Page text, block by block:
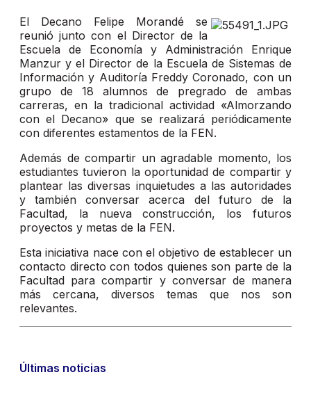
El Decano Felipe Morandé se
reunió junto con el Director de la
Escuela de Economía y Administración Enrique
Manzur y el Director de la Escuela de Sistemas de
Información y Auditoría Freddy Coronado, con un
grupo de 18 alumnos de pregrado de ambas
carreras, en la tradicional actividad «Almorzando
con el Decano» que se realizará periódicamente
con diferentes estamentos de la FEN.
Además de compartir un agradable momento, los
estudiantes tuvieron la oportunidad de compartir y
plantear las diversas inquietudes a las autoridades
y también conversar acerca del futuro de la
Facultad, la nueva construcción, los futuros
proyectos y metas de la FEN.
Esta iniciativa nace con el objetivo de establecer un
contacto directo con todos quienes son parte de la
Facultad para compartir y conversar de manera
más cercana, diversos temas que nos son
relevantes.
Últimas noticias